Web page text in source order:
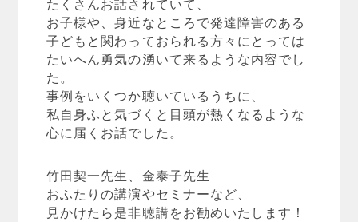
お子様や、身近なところで発達障害のある
子どもと関わっておられる方々にとっては
たいへん勇気の湧いて来るような内容でし
た。
事例をいくつか聴いているうちに、
私自身ふと気づくと目頭が熱くなるような
心に届くお話でした。
竹田契一先生、金泰子先生
おふたりの講演やセミナーなど、
見かけたら是非聴講をお勧めいたします！